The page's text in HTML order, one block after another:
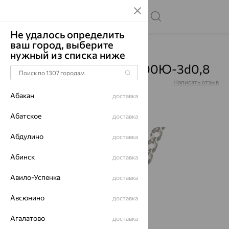
Главная Каталог Цепи
Цепь, серебро, НЦ22-200Ю-3d0,8
Артикул:НЦ22-200Ю-3d0,8 Написать отзыв
Не удалось определить
ваш город, выберите
нужный из списка ниже
Абакан доставка
Абатское доставка
Абдулино доставка
Абинск доставка
Авило-Успенка доставка
Авсюнино доставка
Агалатово доставка